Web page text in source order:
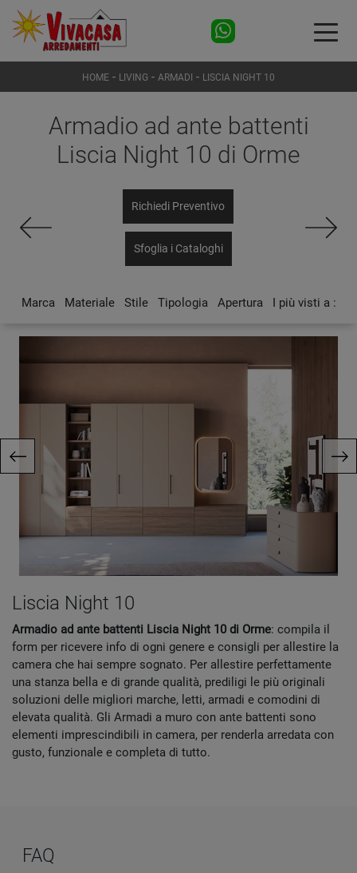
HOME - LIVING - ARMADI - LISCIA NIGHT 10
Armadio ad ante battenti
Liscia Night 10 di Orme
Richiedi Preventivo
Sfoglia i Cataloghi
Marca Materiale Stile Tipologia Apertura I più visti a :
Liscia Night 10
Armadio ad ante battenti Liscia Night 10 di Orme: compila il
form per ricevere info di ogni genere e consigli per allestire la
camera che hai sempre sognato. Per allestire perfettamente
una stanza bella e di grande qualità, prediligi le più originali
soluzioni delle migliori marche, letti, armadi e comodini di
elevata qualità. Gli Armadi a muro con ante battenti sono
elementi imprescindibili in camera, per renderla arredata con
gusto, funzionale e completa di tutto.
FAQ